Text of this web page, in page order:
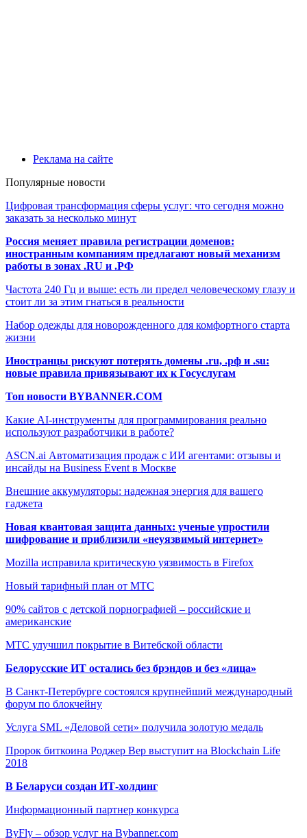
Реклама на сайте
Популярные новости
Цифровая трансформация сферы услуг: что сегодня можно
заказать за несколько минут
Россия меняет правила регистрации доменов:
иностранным компаниям предлагают новый механизм
работы в зонах .RU и .РФ
Частота 240 Гц и выше: есть ли предел человеческому глазу и
стоит ли за этим гнаться в реальности
Набор одежды для новорожденного для комфортного старта
жизни
Иностранцы рискуют потерять домены .ru, .рф и .su:
новые правила привязывают их к Госуслугам
Топ новости BYBANNER.COM
Какие AI-инструменты для программирования реально
используют разработчики в работе?
ASCN.ai Автоматизация продаж с ИИ агентами: отзывы и
инсайды на Business Event в Москве
Внешние аккумуляторы: надежная энергия для вашего
гаджета
Новая квантовая защита данных: ученые упростили
шифрование и приблизили «неуязвимый интернет»
Mozilla исправила критическую уязвимость в Firefox
Новый тарифный план от МТС
90% сайтов с детской порнографией – российские и
американские
МТС улучшил покрытие в Витебской области
Белорусские ИТ остались без брэндов и без «лица»
В Санкт-Петербурге состоялся крупнейший международный
форум по блокчейну
Услуга SML «Деловой сети» получила золотую медаль
Пророк биткоина Роджер Вер выступит на Blockchain Life
2018
В Беларуси создан ИТ-холдинг
Информационный партнер конкурса
ByFly – обзор услуг на Bybanner.com